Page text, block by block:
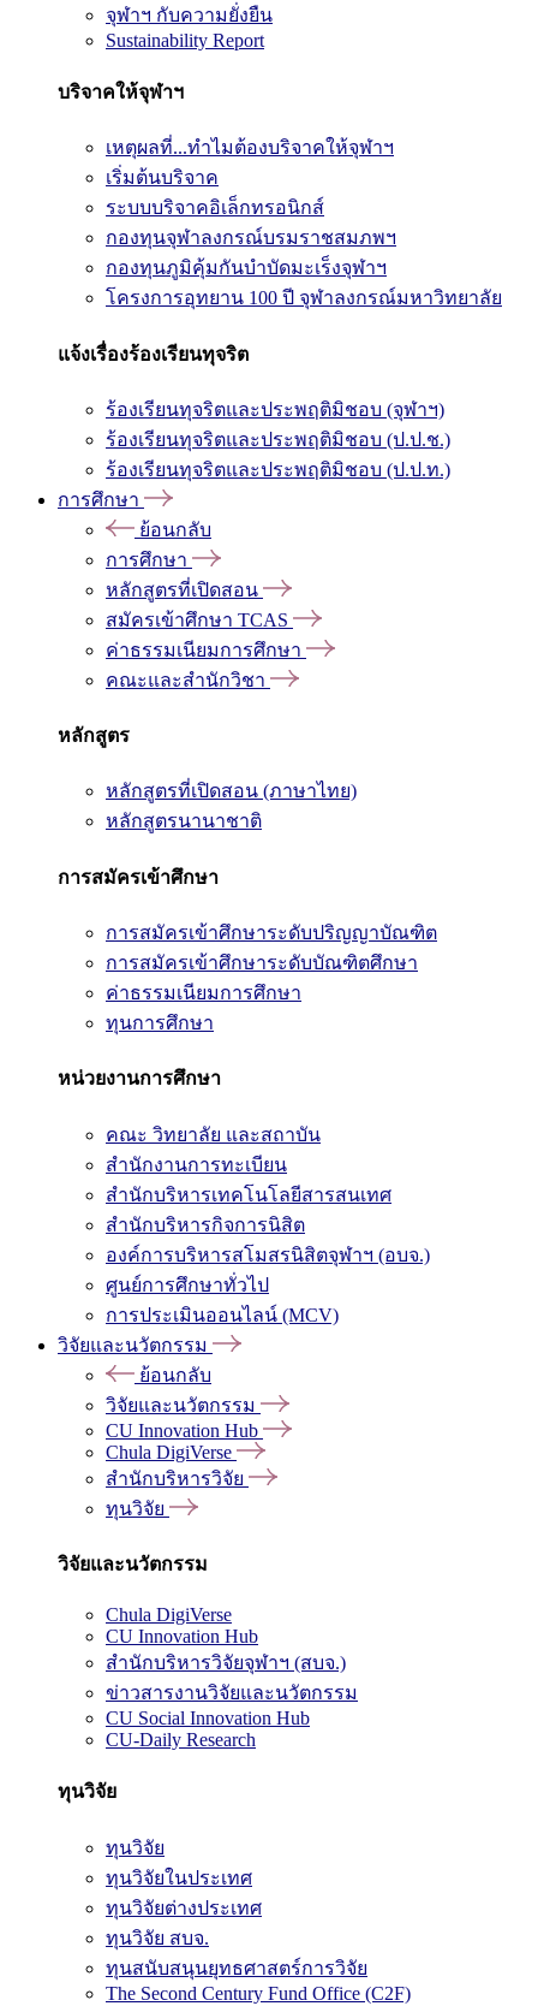
จุฬาฯ กับความยั่งยืน
Sustainability Report
บริจาคให้จุฬาฯ
เหตุผลที่...ทำไมต้องบริจาคให้จุฬาฯ
เริ่มต้นบริจาค
ระบบบริจาคอิเล็กทรอนิกส์
กองทุนจุฬาลงกรณ์บรมราชสมภพฯ
กองทุนภูมิคุ้มกันบำบัดมะเร็งจุฬาฯ
โครงการอุทยาน 100 ปี จุฬาลงกรณ์มหาวิทยาลัย
แจ้งเรื่องร้องเรียนทุจริต
ร้องเรียนทุจริตและประพฤติมิชอบ (จุฬาฯ)
ร้องเรียนทุจริตและประพฤติมิชอบ (ป.ป.ช.)
ร้องเรียนทุจริตและประพฤติมิชอบ (ป.ป.ท.)
การศึกษา
ย้อนกลับ
การศึกษา
หลักสูตรที่เปิดสอน
สมัครเข้าศึกษา TCAS
ค่าธรรมเนียมการศึกษา
คณะและสำนักวิชา
หลักสูตร
หลักสูตรที่เปิดสอน (ภาษาไทย)
หลักสูตรนานาชาติ
การสมัครเข้าศึกษา
การสมัครเข้าศึกษาระดับปริญญาบัณฑิต
การสมัครเข้าศึกษาระดับบัณฑิตศึกษา
ค่าธรรมเนียมการศึกษา
ทุนการศึกษา
หน่วยงานการศึกษา
คณะ วิทยาลัย และสถาบัน
สำนักงานการทะเบียน
สำนักบริหารเทคโนโลยีสารสนเทศ
สำนักบริหารกิจการนิสิต
องค์การบริหารสโมสรนิสิตจุฬาฯ (อบจ.)
ศูนย์การศึกษาทั่วไป
การประเมินออนไลน์ (MCV)
วิจัยและนวัตกรรม
ย้อนกลับ
วิจัยและนวัตกรรม
CU Innovation Hub
Chula DigiVerse
สำนักบริหารวิจัย
ทุนวิจัย
วิจัยและนวัตกรรม
Chula DigiVerse
CU Innovation Hub
สำนักบริหารวิจัยจุฬาฯ (สบจ.)
ข่าวสารงานวิจัยและนวัตกรรม
CU Social Innovation Hub
CU-Daily Research
ทุนวิจัย
ทุนวิจัย
ทุนวิจัยในประเทศ
ทุนวิจัยต่างประเทศ
ทุนวิจัย สบจ.
ทุนสนับสนุนยุทธศาสตร์การวิจัย
The Second Century Fund Office (C2F)